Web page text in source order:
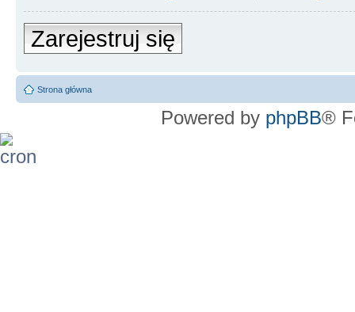
Zarejestruj się
Strona główna
Powered by phpBB®